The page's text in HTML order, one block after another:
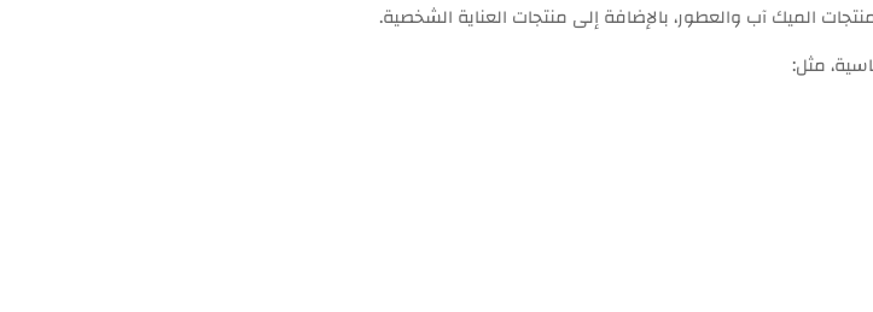
الميك آب والعطور، بالإضافة إلى منتجات العناية الشخصية.
مثل: